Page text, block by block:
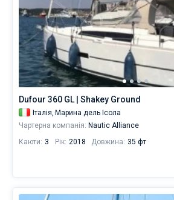
Dufour 360 GL | Shakey Ground
Італія, Марина дель Ісола
Чартерна компанія: Nautic Alliance
Каюти: 3 Рік: 2018 Довжина: 35 фт